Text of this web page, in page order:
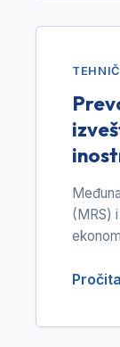
(MRS)